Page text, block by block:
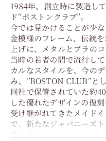
1984年、創立時に製造し
ド“ボストンクラブ”。
今では見かけることが少
金模様のフレーム、伝統
上げに、メタルとプラの
当時の若者の間で流行し
カルなスタイルを、今の
み、”BOSTON CLUB”と
同社で保管されていた約
した優れたデザインの復
受け継がれてきたメイド
で、新たなジャパニーズ
ています。